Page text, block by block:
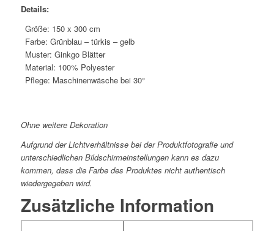
Details:
Größe: 150 x 300 cm
Farbe: Grünblau – türkis – gelb
Muster: Ginkgo Blätter
Material: 100% Polyester
Pflege: Maschinenwäsche bei 30°*
Ohne weitere Dekoration
Aufgrund der Lichtverhältnisse bei der Produktfotografie und
unterschiedlichen Bildschirmeinstellungen kann es dazu
kommen, dass die Farbe des Produktes nicht authentisch
wiedergegeben wird.
Zusätzliche Information